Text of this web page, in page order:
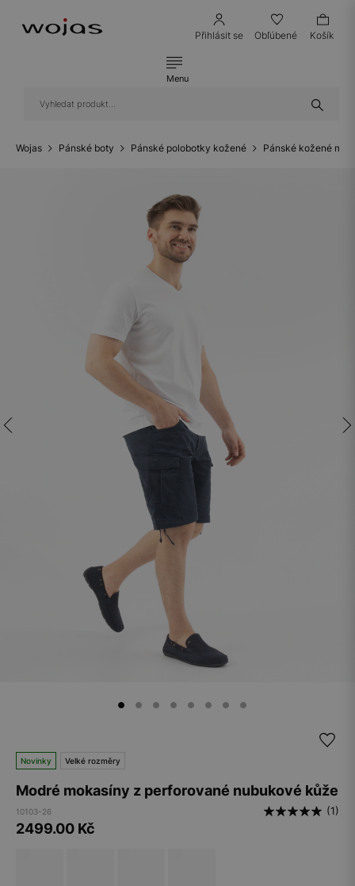
Přihlásit se Obľúbené Košík
Menu
Wojas Pánské boty Pánské polobotky kožené Pánské kožené
Novinky Velké rozměry
Modré mokasíny z perforované nubukové kůže
10103-26 (1)
2499.00 Kč